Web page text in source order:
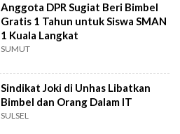
Anggota DPR Sugiat Beri Bimbel
Gratis 1 Tahun untuk Siswa SMAN
1 Kuala Langkat
SUMUT
Sindikat Joki di Unhas Libatkan
Bimbel dan Orang Dalam IT
SULSEL